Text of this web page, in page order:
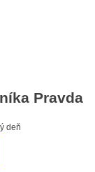
Pravda
deň